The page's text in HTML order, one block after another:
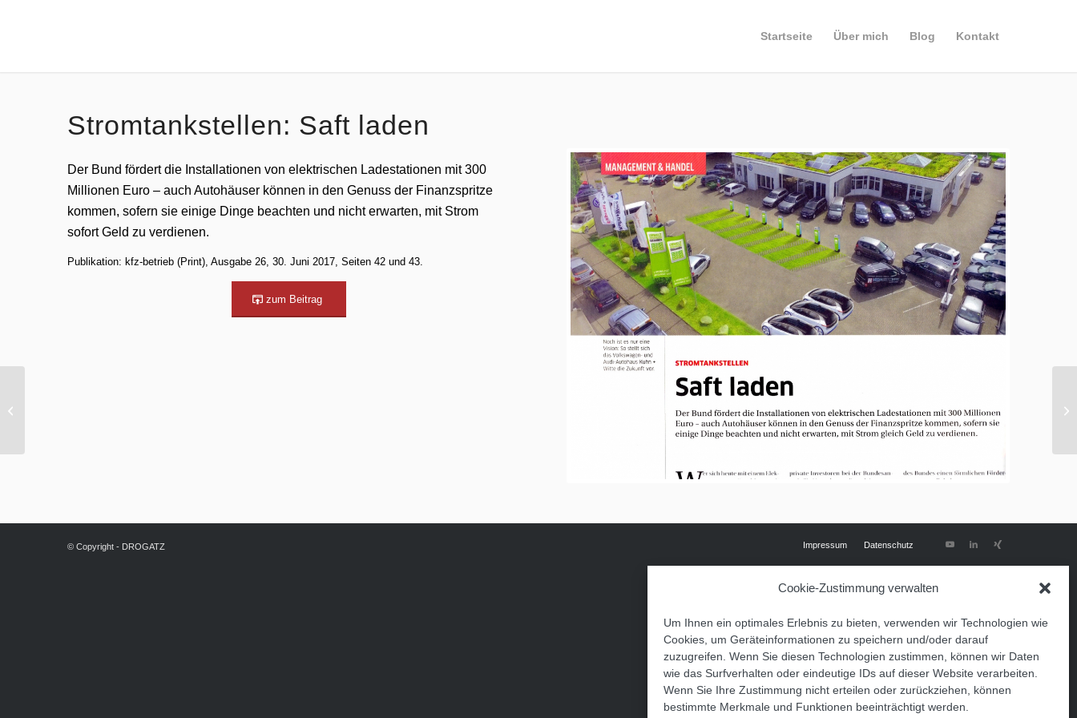
Cookie-Zustimmung verwalten
Um Ihnen ein optimales Erlebnis zu bieten, verwenden wir Technologien wie
Cookies, um Geräteinformationen zu speichern und/oder darauf
zuzugreifen. Wenn Sie diesen Technologien zustimmen, können wir Daten
wie das Surfverhalten oder eindeutige IDs auf dieser Website verarbeiten.
Wenn Sie Ihre Zustimmung nicht erteilen oder zurückziehen, können
bestimmte Merkmale und Funktionen beeinträchtigt werden.
Startseite Über mich Blog Kontakt
Stromtankstellen: Saft laden
Der Bund fördert die Installationen von elektrischen Ladestationen mit 300
Millionen Euro – auch Autohäuser können in den Genuss der Finanzspritze
kommen, sofern sie einige Dinge beachten und nicht erwarten, mit Strom
sofort Geld zu verdienen.
Publikation: kfz-betrieb (Print), Ausgabe 26, 30. Juni 2017, Seiten 42 und 43.
zum Beitrag
© Copyright - DROGATZ Impressum Datenschutz